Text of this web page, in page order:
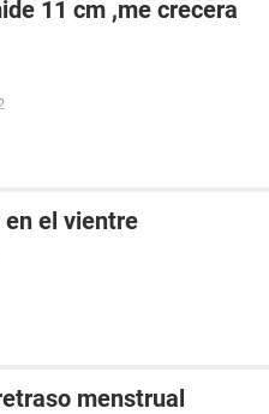
11 cm ,me crecera
el vientre
menstrual